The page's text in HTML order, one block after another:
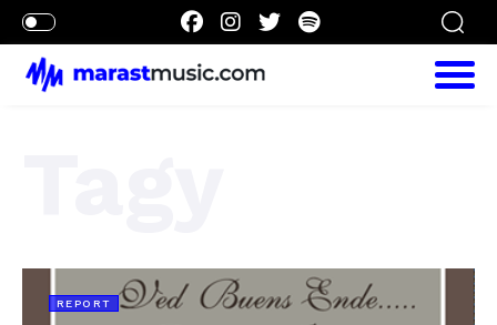
REPORT